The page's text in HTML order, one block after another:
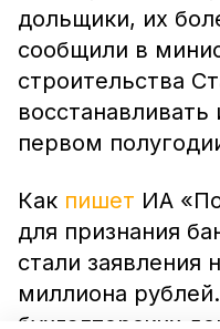
дольщики, их
сообщили в
строительства
восстанавливать
первом
Как пишет ИА
для признания
стали заявления
миллиона